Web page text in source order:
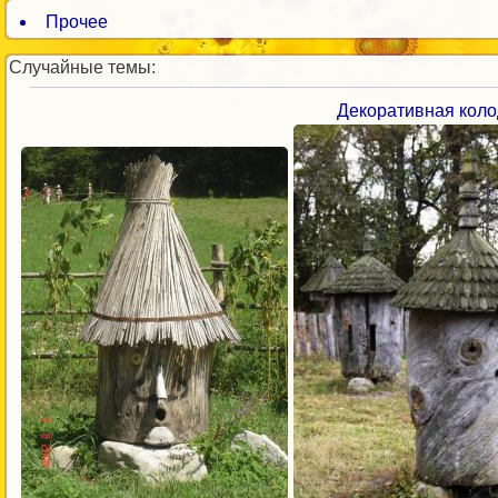
Прочее
Случайные темы:
Декоративная